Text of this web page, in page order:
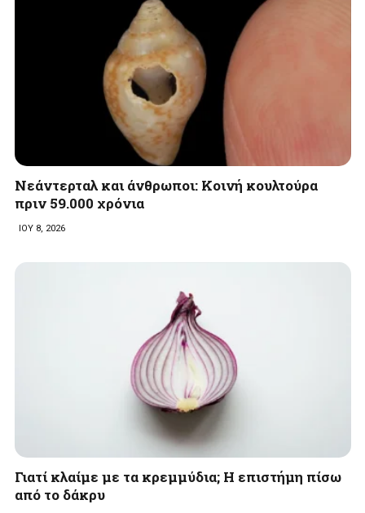
Νεάντερταλ και άνθρωποι: Κοινή κουλτούρα
πριν 59.000 χρόνια
ΙΟΥ 8, 2026
Γιατί κλαίμε με τα κρεμμύδια; Η επιστήμη πίσω
από το δάκρυ